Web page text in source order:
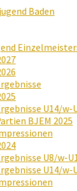
Baden
U14/w-
BJEM 2025
U8/w-
U14/w-